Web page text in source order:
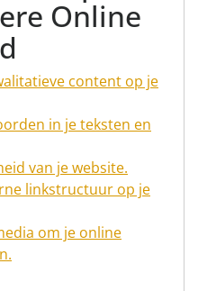
Online
content op je
in je teksten en
van je website.
linkstructuur op je
om je online